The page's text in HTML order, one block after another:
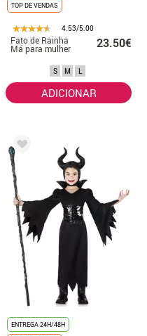
TOP DE VENDAS
4.53/5.00
Fato de Rainha
Má para mulher 23.50€
S M L
ADICIONAR
ENTREGA 24H/48H